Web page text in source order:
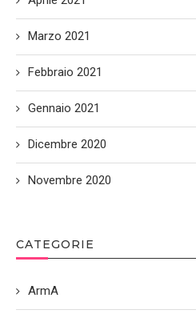
Marzo 2021
Febbraio 2021
Gennaio 2021
Dicembre 2020
Novembre 2020
CATEGORIE
ArmA